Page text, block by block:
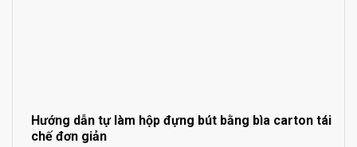
Hướng dẫn tự làm hộp đựng bút bằng bìa carton tái
chế đơn giản